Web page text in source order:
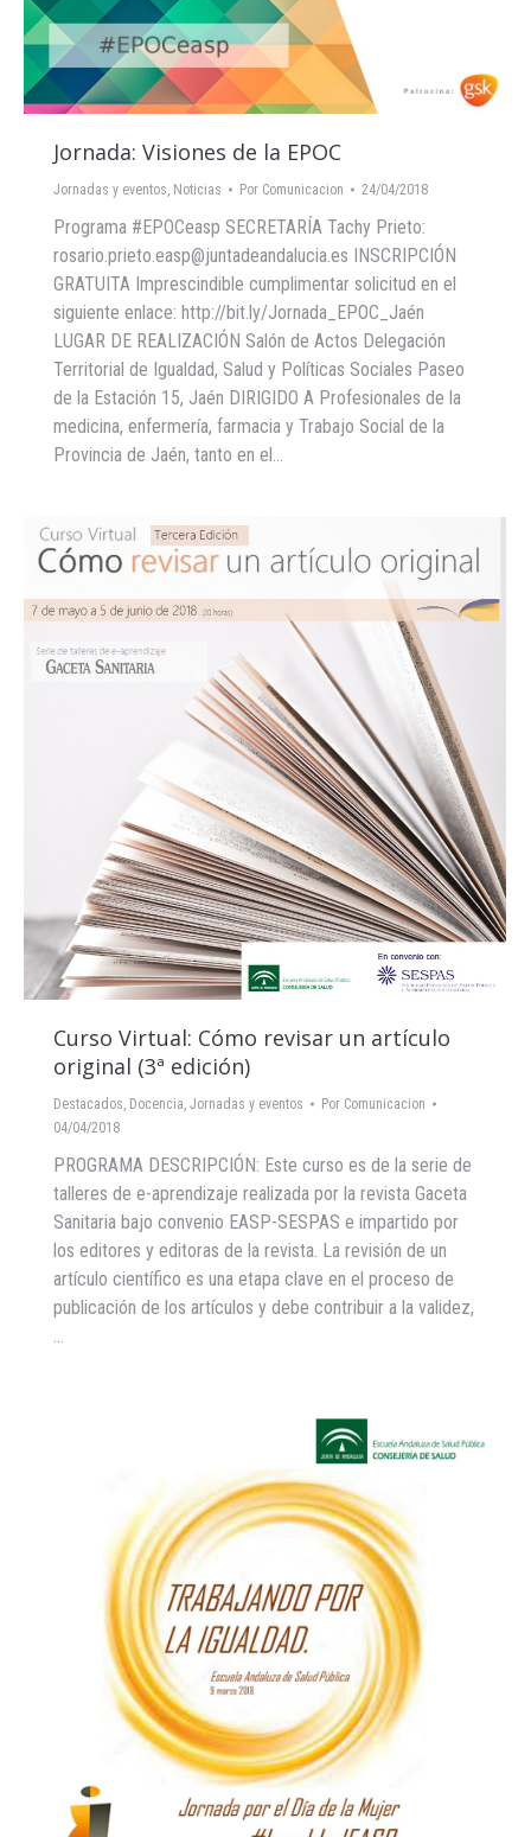
Jornada: Visiones de la EPOC
Jornadas y eventos, Noticias Por Comunicacion 24/04/2018
Programa #EPOCeasp SECRETARÍA Tachy Prieto:
rosario.prieto.easp@juntadeandalucia.es INSCRIPCIÓN
GRATUITA Imprescindible cumplimentar solicitud en el
siguiente enlace: http://bit.ly/Jornada_EPOC_Jaén
LUGAR DE REALIZACIÓN Salón de Actos Delegación
Territorial de Igualdad, Salud y Políticas Sociales Paseo
de la Estación 15, Jaén DIRIGIDO A Profesionales de la
medicina, enfermería, farmacia y Trabajo Social de la
Provincia de Jaén, tanto en el…
Curso Virtual: Cómo revisar un artículo
original (3ª edición)
Destacados, Docencia, Jornadas y eventos Por Comunicacion
04/04/2018
PROGRAMA DESCRIPCIÓN: Este curso es de la serie de
talleres de e-aprendizaje realizada por la revista Gaceta
Sanitaria bajo convenio EASP-SESPAS e impartido por
los editores y editoras de la revista. La revisión de un
artículo científico es una etapa clave en el proceso de
publicación de los artículos y debe contribuir a la validez,
…